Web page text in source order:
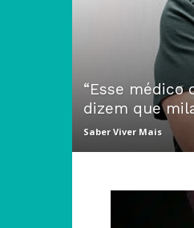
“Esse
dizem que
Saber Viver Mais